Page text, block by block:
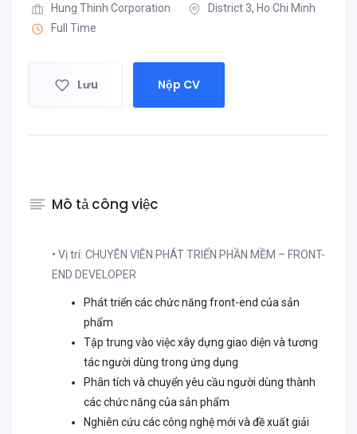
Hung Thinh Corporation
District 3, Ho Chi Minh
Full Time
Lưu Nộp CV
Mô tả công việc
• Vị trí: CHUYÊN VIÊN PHÁT TRIỂN PHẦN MỀM – FRONT-
END DEVELOPER
Phát triển các chức năng front-end của sản
phẩm
Tập trung vào việc xây dựng giao diện và tương
tác người dùng trong ứng dụng
Phân tích và chuyển yêu cầu người dùng thành
các chức năng của sản phẩm
Nghiên cứu các công nghệ mới và đề xuất giải